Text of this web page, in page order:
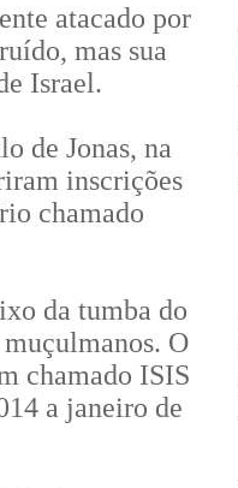
atacado por
mas sua
Israel.
de Jonas, na
inscrições
chamado
da tumba do
O
chamado ISIS
a janeiro de